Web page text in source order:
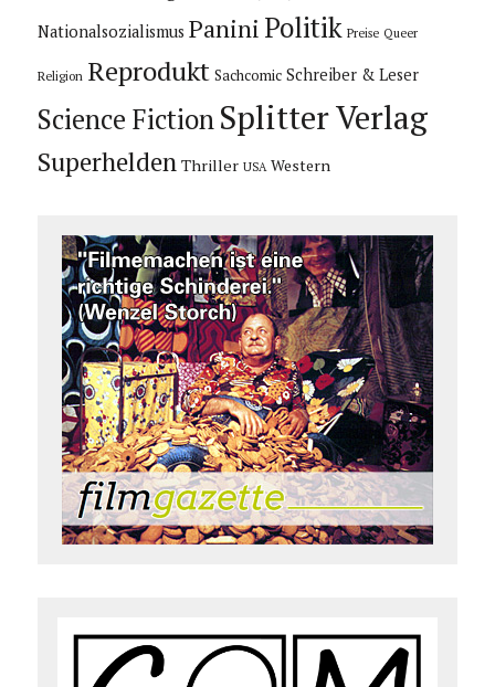
Nationalsozialismus Panini Politik Preise Queer
Religion Reprodukt Sachcomic Schreiber & Leser
Science Fiction Splitter Verlag
Superhelden Thriller USA Western